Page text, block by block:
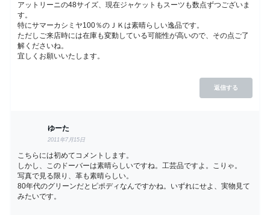
アットリーニの48サイズ、現在ジャケットもスーツも数点ずつございま
す。
特にサマーカシミヤ100％のＪＫは素晴らしい逸品です。
ただしご来店時には在庫も変動している可能性が高いので、その点ご了
解くださいね。
宜しくお願いいたします。
返信する
ゆーた
2011年7月15日
こちらには初めてコメントします。
しかし、このドーバーは素晴らしいですね。工芸品ですよ。こりゃ。
写真で見る限り、革も素晴らしい。
80年代のグリーンだとピポディなんですかね。いずれにせよ、実物見て
みたいです。